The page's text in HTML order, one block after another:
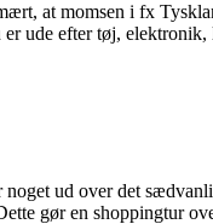
at momsen i fx
ude efter tøj,
ud over det
gør en shoppingtur